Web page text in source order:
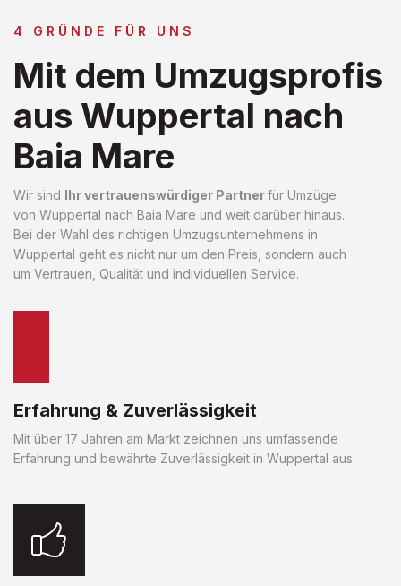
4 GRÜNDE FÜR UNS
Mit dem Umzugsprofis
aus Wuppertal nach
Baia Mare
Wir sind Ihr vertrauenswürdiger Partnerfür Umzüge
von Wuppertal nach Baia Mare und weit darüber hinaus.
Bei der Wahl des richtigen Umzugsunternehmens in
Wuppertal geht es nicht nur um den Preis, sondern auch
um Vertrauen, Qualität und individuellen Service.
Erfahrung & Zuverlässigkeit
Mit über 17 Jahren am Markt zeichnen uns umfassende
Erfahrung und bewährte Zuverlässigkeit in Wuppertal aus.